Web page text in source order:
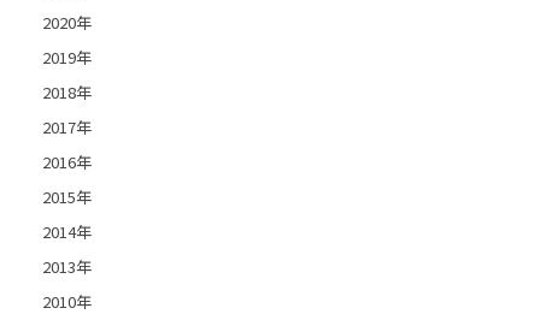
2020年
2019年
2018年
2017年
2016年
2015年
2014年
2013年
2010年